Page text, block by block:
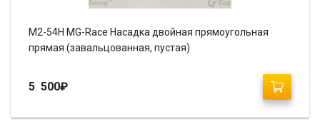
M2-54H MG-Race Насадка двойная прямоугольная
прямая (завальцованная, пустая)
5 500₽